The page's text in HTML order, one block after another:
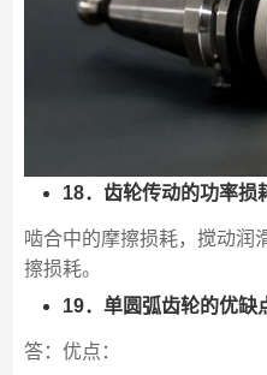
18．齿轮传动的功率损
啮合中的摩擦损耗，搅动润
擦损耗。
19．单圆弧齿轮的优缺
答：优点：